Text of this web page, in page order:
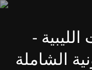
-
الشاملة